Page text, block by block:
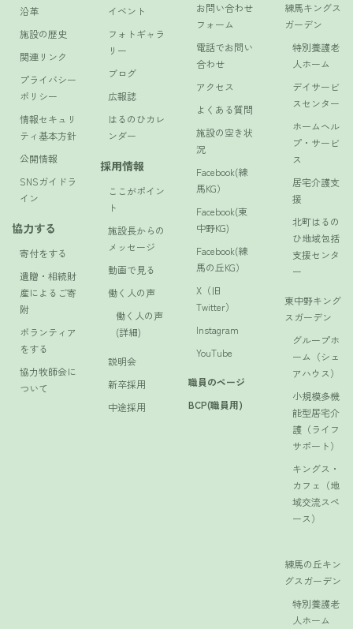
沿革
施設の歴史
関連リンク
プライバシー
ポリシー
情報セキュリ
ティ基本方針
公開情報
SNSガイドラ
イン
協力する
寄付をする
遺贈・相続財
産によるご寄
附
ボランティア
をする
協力牧師会に
ついて
イベント
フォトギャラ
リー
ブログ
広報誌
はるのひカレ
ンダー
採用情報
ここがポイン
ト
施設長からの
メッセージ
動画で見る
働く人の声
働く人の声
(詳細)
説明会
新卒採用
中途採用
お問い合わせ
フォーム
電話でお問い
合わせ
アクセス
よくある質問
施設の空き状
況
Facebook(練
馬KG）
Facebook(東
中野KG)
Facebook(練
馬の丘KG）
X（旧
Twitter）
Instagram
YouTube
職員のページ
BCP(職員用)
練馬キングス
ガーデン
特別養護老
人ホーム
デイサービ
スセンター
ホームヘル
プ・サービ
ス
居宅介護支
援
北町はるの
ひ地域包括
支援センタ
ー
東中野キング
スガーデン
グループホ
ーム（シェ
アハウス）
小規模多機
能型居宅介
護（ライフ
サポート）
キングス・
カフェ（地
域交流スペ
ース）
練馬の丘キン
グスガーデン
特別養護老
人ホーム